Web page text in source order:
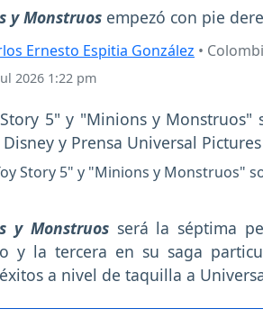
y Monstruos empezó con pie
Ernesto Espitia González •
2026 1:22 pm
Story 5" y "Minions y Monstruos"
y Monstruosserá la séptima
y la tercera en su saga
a nivel de taquilla a